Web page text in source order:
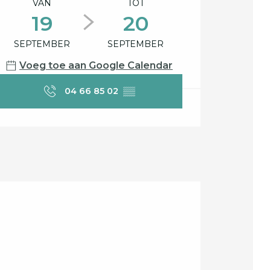
VAN
19
SEPTEMBER
TOT
20
SEPTEMBER
Voeg toe aan Google Calendar
04 66 85 02 ▒▒